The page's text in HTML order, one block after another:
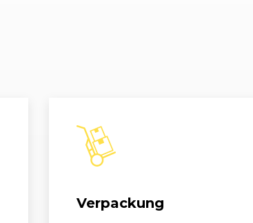
Verpackung